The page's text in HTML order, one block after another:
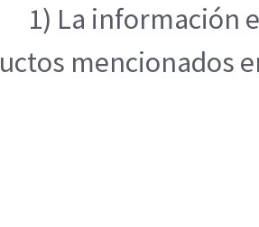
1) La información
mencionados